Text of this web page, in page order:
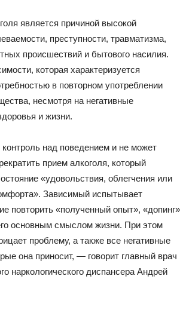
является причиной высокой
преступности, травматизма,
происшествий и бытового насилия.
которая характеризуется
в повторном употреблении
несмотря на негативные
и жизни.
над поведением и не может
прием алкоголя, который
«удовольствия, облегчения или
Зависимый испытывает
повторить «полученный опыт», «допинг»
основным смыслом жизни. При этом
проблему, а также все негативные
она приносит, — говорит главный врач
наркологического диспансера Андрей